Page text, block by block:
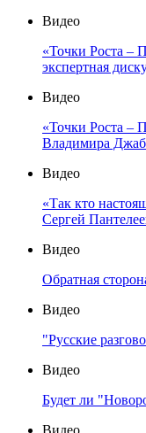
Видео
«Точки Роста –
экспертная
Видео
«Точки Роста –
Владимира
Видео
«Так кто
Сергей
Видео
Обратная
Видео
"Русские
Видео
Будет ли